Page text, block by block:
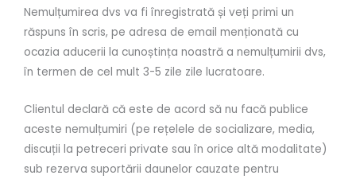
Nemulțumirea dvs va fi înregistrată și veți primi un
răspuns în scris, pe adresa de email menționată cu
ocazia aducerii la cunoștința noastră a nemulțumirii dvs,
în termen de cel mult 3-5 zile zile lucratoare.
Clientul declară că este de acord să nu facă publice
aceste nemulțumiri (pe rețelele de socializare, media,
discuții la petreceri private sau în orice altă modalitate)
sub rezerva suportării daunelor cauzate pentru